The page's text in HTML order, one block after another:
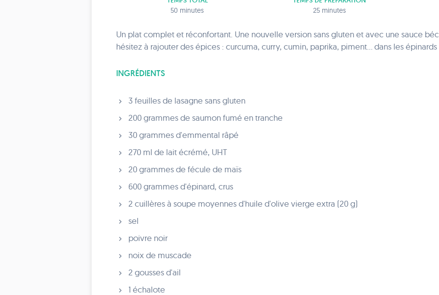
50 minutes
25 minutes
Un plat complet et réconfortant. Une nouvelle version sans gluten et avec une sauce
hésitez à rajouter des épices : curcuma, curry, cumin, paprika, piment... dans les épinards
INGRÉDIENTS
3 feuilles de lasagne sans gluten
200 grammes de saumon fumé en tranche
30 grammes d'emmental râpé
270 ml de lait écrémé, UHT
20 grammes de fécule de maïs
600 grammes d'épinard, crus
2 cuillères à soupe moyennes d'huile d'olive vierge extra (20 g)
sel
poivre noir
noix de muscade
2 gousses d'ail
1 échalote